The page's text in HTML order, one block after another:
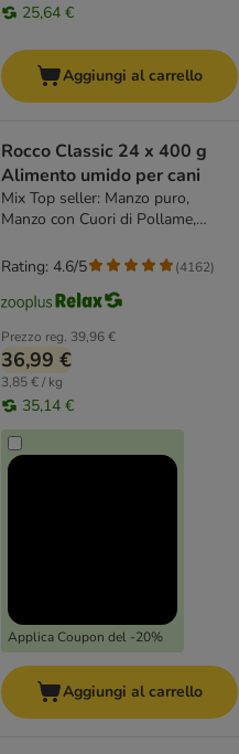
25,64 €
Aggiungi al carrello
Rocco Classic 24 x 400 g
Alimento umido per cani
Mix Top seller: Manzo puro,
Manzo con Cuori di Pollame,
Prezzo reg. 39,96 €
36,99 €
3,85 € / kg
35,14 €
Applica Coupon del -20%
Rating: 4.6/5 (4162)
Aggiungi al carrello